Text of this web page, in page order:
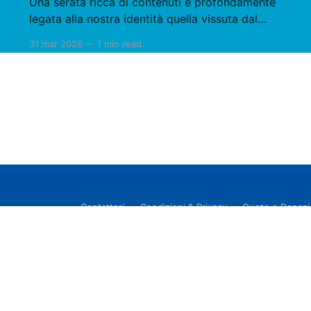
legata alla nostra identità quella vissuta dal
della consueta conviviale. Protagonisti
31 mar 2026 — 1 min read
Contattaci Condizioni & Privacy Quote e